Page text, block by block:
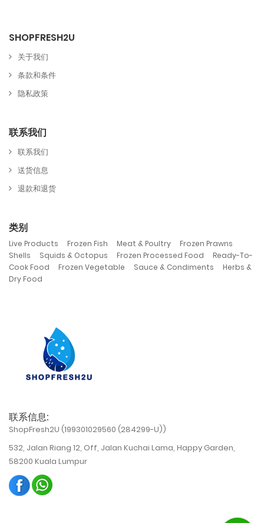
SHOPFRESH2U
关于我们
条款和条件
隐私政策
联系我们
联系我们
送货信息
退款和退货
类别
Live Products Frozen Fish Meat & Poultry Frozen Prawns
Shells Squids & Octopus Frozen Processed Food
Ready-To-
Cook Food
Frozen Vegetable Sauce & Condiments
Herbs &
Dry Food
联系信息:
ShopFresh2U (199301029560 (284299-U))
532, Jalan Riang 12, Off, Jalan Kuchai Lama, Happy Garden,
58200 Kuala Lumpur